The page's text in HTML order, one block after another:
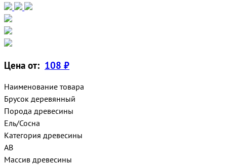
Цена от: 108 ₽
Наименование товара
Брусок деревянный
Порода древесины
Ель/Сосна
Категория древесины
АВ
Массив древесины